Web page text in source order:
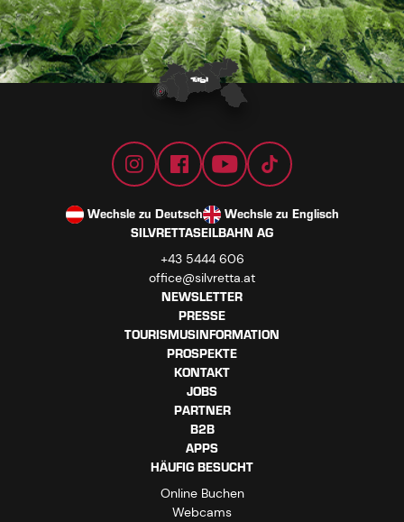
Wechsle zu Deutsch
Wechsle zu Englisch
SILVRETTASEILBAHN AG
+43 5444 606
office@silvretta.at
NEWSLETTER
PRESSE
TOURISMUSINFORMATION
PROSPEKTE
KONTAKT
JOBS
PARTNER
B2B
APPS
HÄUFIG BESUCHT
Online Buchen
Webcams